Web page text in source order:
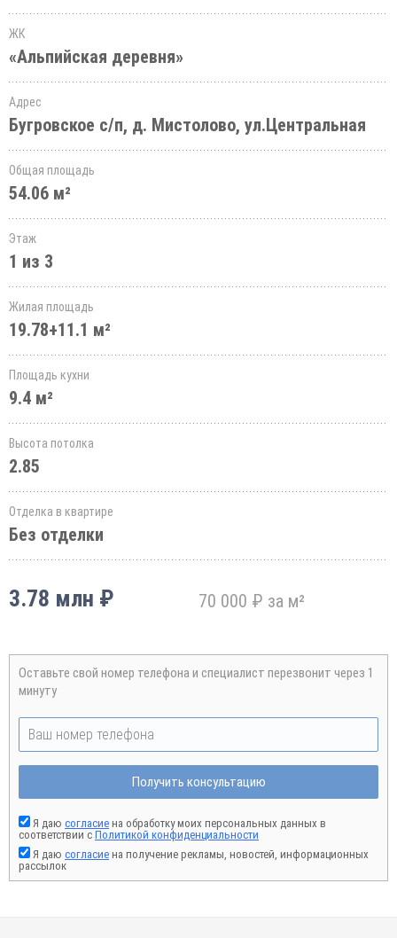
ЖК
«Альпийская деревня»
Адрес
Бугровское с/п, д. Мистолово, ул.Центральная
Общая площадь
54.06 м²
Этаж
1 из 3
Жилая площадь
19.78+11.1 м²
Площадь кухни
9.4 м²
Высота потолка
2.85
Отделка в квартире
Без отделки
3.78 млн ₽ 70 000 ₽ за м²
Оставьте свой номер телефона и специалист перезвонит через 1
минуту
Получить консультацию
Я даю согласие на обработку моих персональных данных в
соответствии с Политикой конфиденциальности
Я даю согласие на получение рекламы, новостей, информационных
рассылок